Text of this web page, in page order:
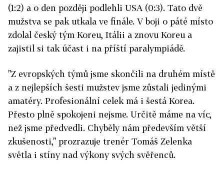
(1:2) a o den později podlehli USA (0:3). Tato dvě
mužstva se pak utkala ve finále. V boji o páté místo
zdolal český tým Koreu, Itálii a znovu Koreu a
zajistil si tak účast i na příští paralympiádě.
"Z evropských týmů jsme skončili na druhém místě
a z nejlepších šesti mužstev jsme zůstali jedinými
amatéry. Profesionální celek má i šestá Korea.
Přesto plně spokojeni nejsme. Určitě máme na víc,
než jsme předvedli. Chyběly nám především větší
zkušenosti," prozrazuje trenér Tomáš Zelenka
světla i stíny nad výkony svých svěřenců.